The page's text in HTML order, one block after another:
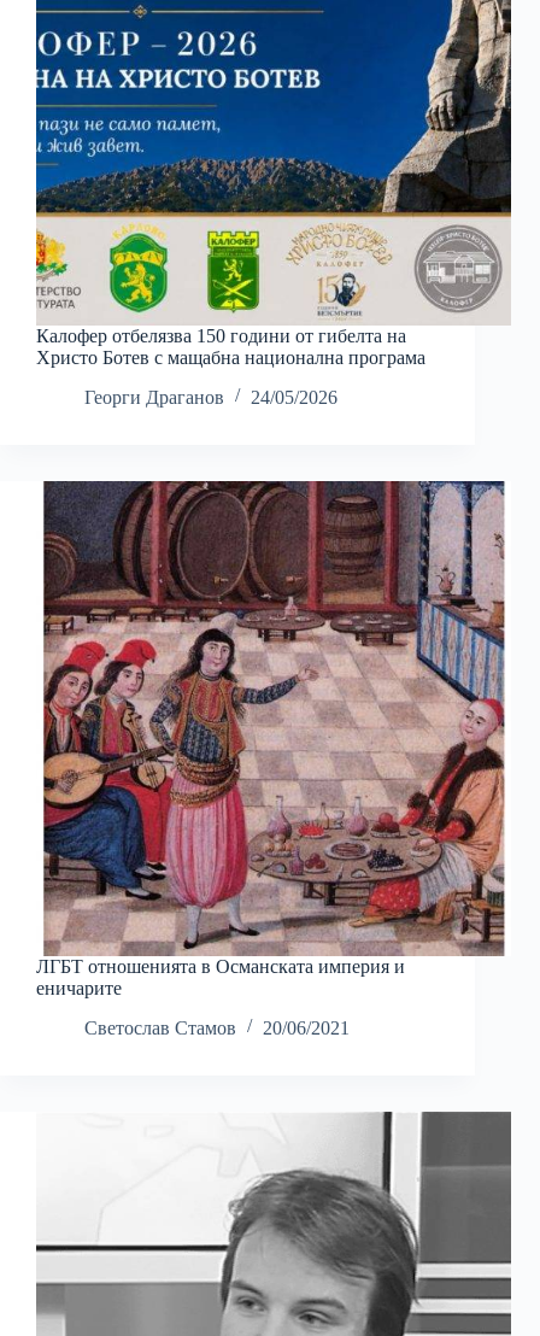
Калофер отбелязва 150 години от гибелта на
Христо Ботев с мащабна национална програма
Георги Драганов
24/05/2026
ЛГБТ отношенията в Османската империя и
еничарите
Светослав Стамов
20/06/2021